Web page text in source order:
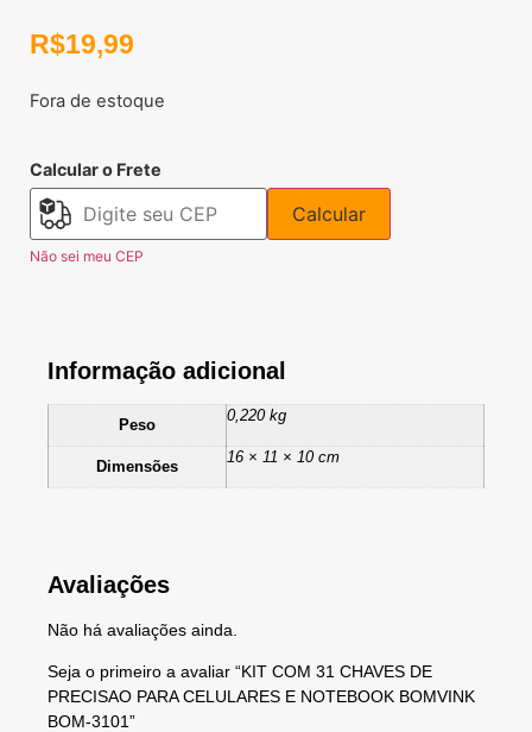
R$19,99
Fora de estoque
Calcular o Frete
Calcular
Não sei meu CEP
Informação adicional
Peso
0,220 kg
Dimensões
16 × 11 × 10 cm
Avaliações
Não há avaliações ainda.
Seja o primeiro a avaliar “KIT COM 31 CHAVES DE
PRECISAO PARA CELULARES E NOTEBOOK BOMVINK
BOM-3101”